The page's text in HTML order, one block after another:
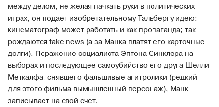
между делом, не желая пачкать руки в политических
играх, он подает изобретательному Тальбергу идею:
кинематограф может работать и как пропаганда; так
рождаются fake news (а за Манка платят его карточные
долги). Поражение социалиста Эптона Синклера на
выборах и последующее самоубийство его друга Шелли
Меткалфа, снявшего фальшивые агитролики (редкий
для этого фильма вымышленный персонаж), Манк
записывает на свой счет.